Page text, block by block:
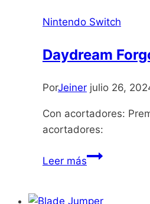
Nintendo Switch
Daydream
PorJeiner julio 26,
Con acortadores:
acortadores:
Leer másDaydream